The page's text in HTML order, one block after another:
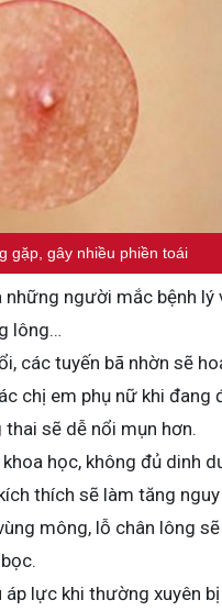
gặp, gây nhiều phiền toái
người mắc bệnh lý
lông…
các tuyến bã nhờn sẽ
chị em phụ nữ khi đang
sẽ dễ nổi mụn hơn.
học, không đủ dinh
thích sẽ làm tăng
mông, lỗ chân lông
lực khi thường xuyên